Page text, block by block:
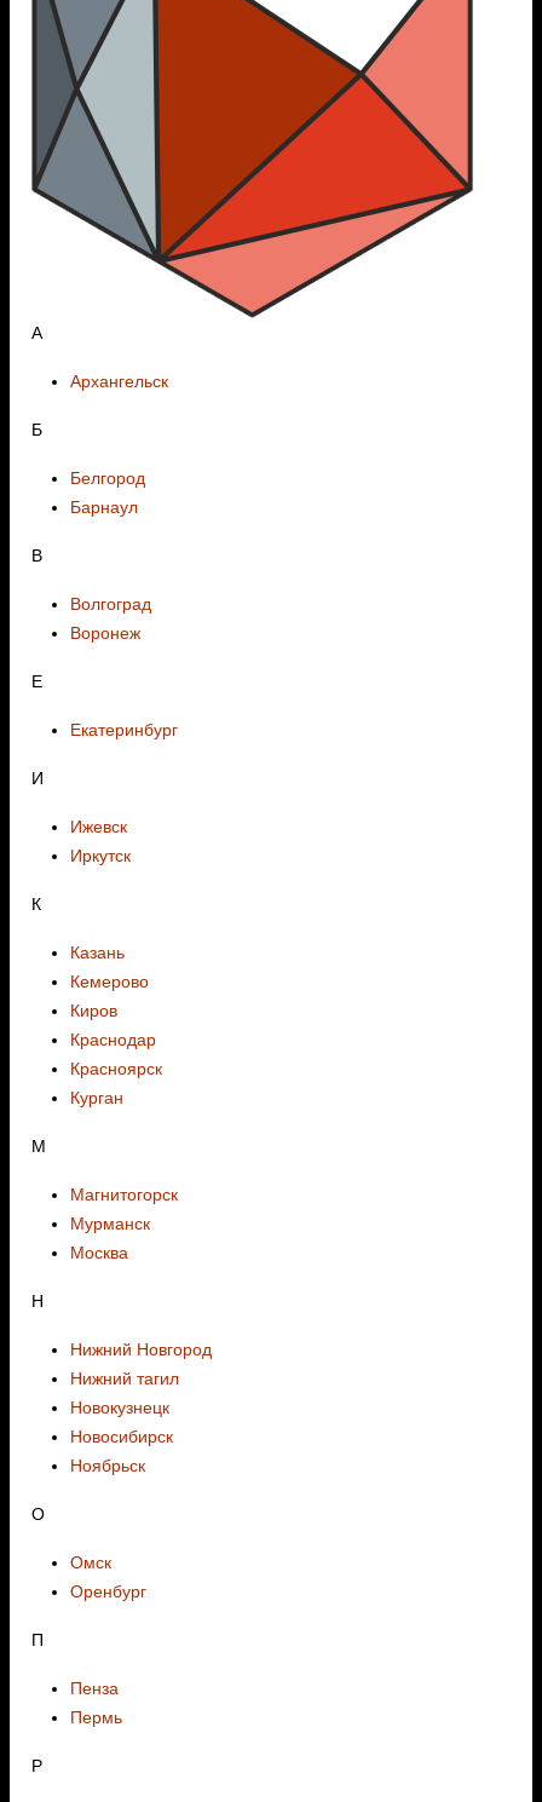
А
Архангельск
Б
Белгород
Барнаул
В
Волгоград
Воронеж
E
Екатеринбург
И
Ижевск
Иркутск
К
Казань
Кемерово
Киров
Краснодар
Красноярск
Курган
М
Магнитогорск
Мурманск
Москва
Н
Нижний Новгород
Нижний тагил
Новокузнецк
Новосибирск
Ноябрьск
О
Омск
Оренбург
П
Пенза
Пермь
Р